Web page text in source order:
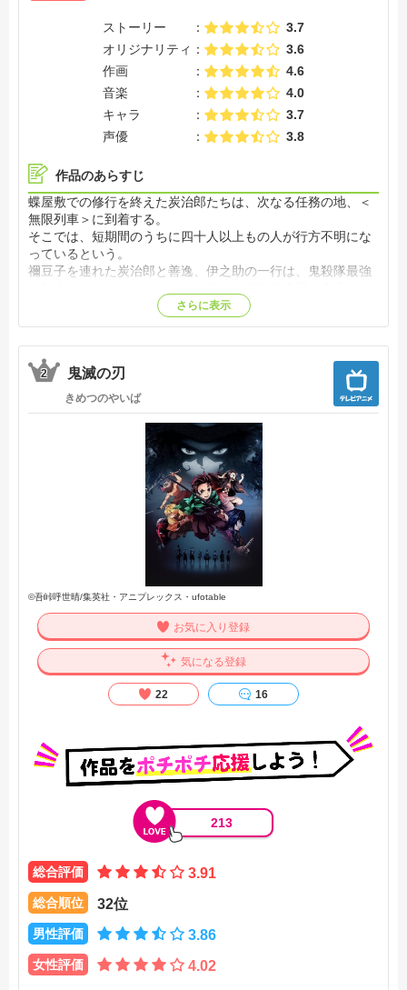
ストーリー
3.7
オリジナリティ
3.6
作画
4.6
音楽
4.0
キャラ
3.7
声優
3.8
作品のあらすじ
蝶屋敷での修行を終えた炭治郎たちは、次なる任務の地、＜
無限列車＞に到着する。
そこでは、短期間のうちに四十人以上もの人が行方不明にな
っているという。
禰豆子を連れた炭治郎と善逸、伊之助の一行は、鬼殺隊最強
闇を往く＜無限列車＞の中で、鬼と立ち向かうのだった。
さらに表示
2 鬼滅の刃
きめつのやいば
©吾峠呼世晴/集英社・アニプレックス・ufotable
お気に入り登録
気になる登録
22 16
213
総合評価 3.91
総合順位 32位
男性評価 3.86
女性評価 4.02